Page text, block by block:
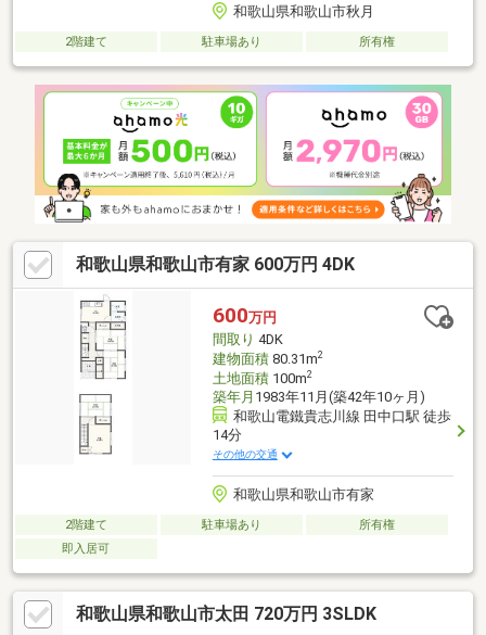
和歌山県和歌山市秋月
2階建て 駐車場あり 所有権
和歌山県和歌山市有家 600万円 4DK
600万円
間取り 4DK
建物面積80.31m2
土地面積100m2
築年月 1983年11月(築42年10ヶ月)
和歌山電鐵貴志川線 田中口駅 徒歩
14分
その他の交通
和歌山県和歌山市有家
2階建て 駐車場あり
所有権
即入居可
和歌山県和歌山市太田 720万円 3SLDK